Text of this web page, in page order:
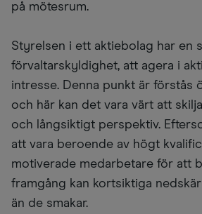
på mötesrum.
Styrelsen i ett aktiebolag har en
förvaltarskyldighet, att agera i
intresse. Denna punkt är förstås
och här kan det vara värt att
och långsiktigt perspektiv.
att vara beroende av högt
motiverade medarbetare för att
framgång kan kortsiktiga
än de smakar.